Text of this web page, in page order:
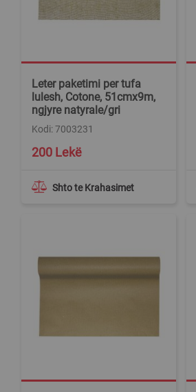
Leter paketimi per tufa
lulesh, Cotone, 51cmx9m,
ngjyre natyrale/gri
Kodi: 7003231
Shto te Krahasimet
200 Lekë